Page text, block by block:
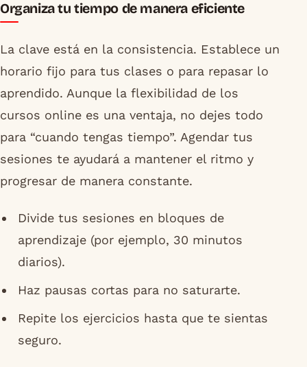
Organiza tu tiempo de manera eficiente
La clave está en la consistencia. Establece un
horario fijo para tus clases o para repasar lo
aprendido. Aunque la flexibilidad de los
cursos online es una ventaja, no dejes todo
para “cuando tengas tiempo”. Agendar tus
sesiones te ayudará a mantener el ritmo y
progresar de manera constante.
Divide tus sesiones en bloques de
aprendizaje (por ejemplo, 30 minutos
diarios).
Haz pausas cortas para no saturarte.
Repite los ejercicios hasta que te sientas
seguro.